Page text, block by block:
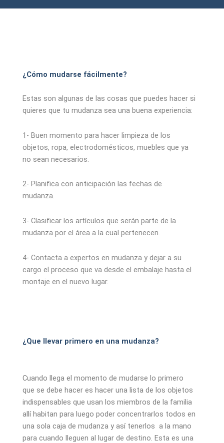
¿Cómo mudarse fácilmente?
Estas son algunas de las cosas que puedes hacer si
quieres que tu mudanza sea una buena experiencia:
1- Buen momento para hacer limpieza de los
objetos, ropa, electrodomésticos, muebles que ya
no sean necesarios.
2- Planifica con anticipación las fechas de
mudanza.
3- Clasificar los artículos que serán parte de la
mudanza por el área a la cual pertenecen.
4- Contacta a expertos en mudanza y dejar a su
cargo el proceso que va desde el embalaje hasta el
montaje en el nuevo lugar.
¿Que llevar primero en una mudanza?
Cuando llega el momento de mudarse lo primero
que se debe hacer es hacer una lista de los objetos
indispensables que usan los miembros de la familia
allí habitan para luego poder concentrarlos todos en
una sola caja de mudanza y así tenerlos a la mano
para cuando lleguen al lugar de destino. Esta es una